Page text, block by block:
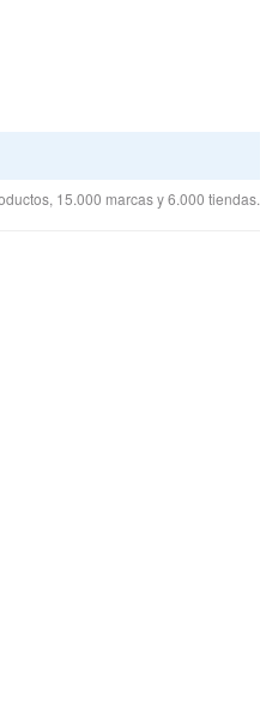
15.000 marcas y 6.000 tiendas.